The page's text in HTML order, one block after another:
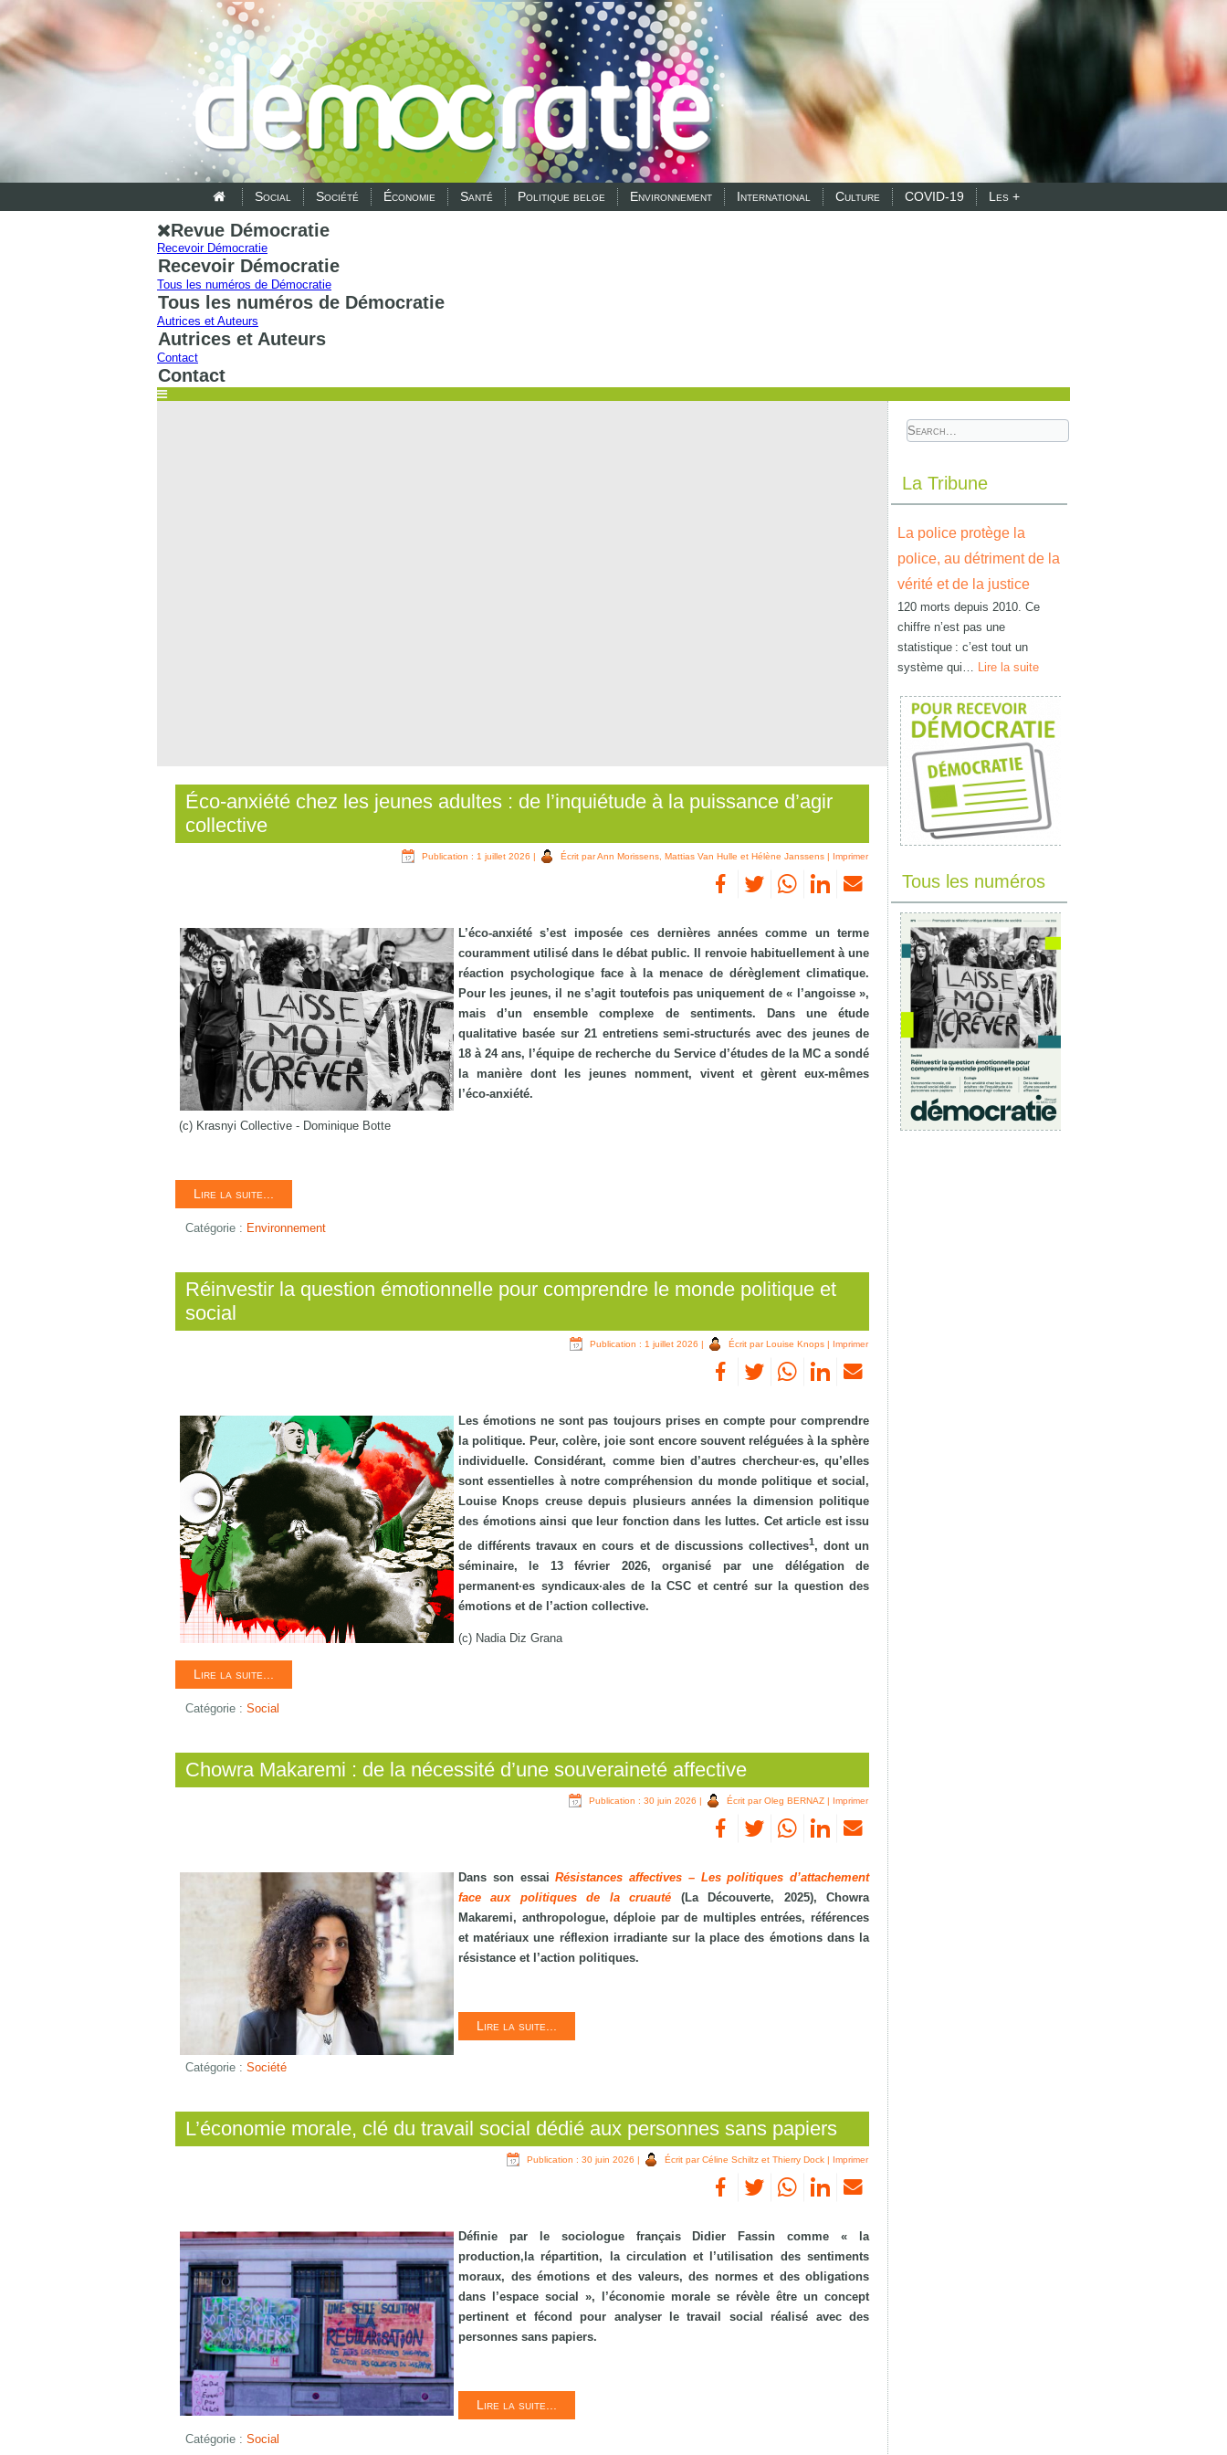
Social Société Économie Santé Politique belge Environnement International Culture COVID-19 Les +
Revue Démocratie
Recevoir Démocratie
Recevoir Démocratie
Tous les numéros de Démocratie
Tous les numéros de Démocratie
Autrices et Auteurs
Autrices et Auteurs
Contact
Contact
Éco-anxiété chez les jeunes adultes : de l’inquiétude à la puissance d’agir
collective
Publication : 1 juillet 2026 | Écrit par Ann Morissens, Mattias Van Hulle et Hélène Janssens | Imprimer
L’éco‑anxiété s’est imposée ces dernières années comme un terme
couramment utilisé dans le débat public. Il renvoie habituellement à une
réaction psychologique face à la menace de dérèglement climatique.
Pour les jeunes, il ne s’agit toutefois pas uniquement de « l’angoisse »,
mais d’un ensemble complexe de sentiments. Dans une étude
qualitative basée sur 21 entretiens semi‑structurés avec des jeunes de
18 à 24 ans, l’équipe de recherche du Service d’études de la MC a sondé
la manière dont les jeunes nomment, vivent et gèrent eux‑mêmes
l’éco‑anxiété.
(c) Krasnyi Collective - Dominique Botte
Lire la suite...
Catégorie : Environnement
Réinvestir la question émotionnelle pour comprendre le monde politique et
social
Publication : 1 juillet 2026 | Écrit par Louise Knops | Imprimer
Les émotions ne sont pas toujours prises en compte pour comprendre
la politique. Peur, colère, joie sont encore souvent reléguées à la sphère
individuelle. Considérant, comme bien d’autres chercheur·es, qu’elles
sont essentielles à notre compréhension du monde politique et social,
Louise Knops creuse depuis plusieurs années la dimension politique
des émotions ainsi que leur fonction dans les luttes. Cet article est issu
de différents travaux en cours et de discussions collectives1, dont un
séminaire, le 13 février 2026, organisé par une délégation de
permanent·es syndicaux·ales de la CSC et centré sur la question des
émotions et de l’action collective.
(c) Nadia Diz Grana
Lire la suite...
Catégorie : Social
Chowra Makaremi : de la nécessité d’une souveraineté affective
Publication : 30 juin 2026 | Écrit par Oleg BERNAZ | Imprimer
Dans son essaiRésistances affectives – Les politiques d’attachement
face aux politiques de la cruauté (La Découverte, 2025), Chowra
Makaremi, anthropologue, déploie par de multiples entrées, références
et matériaux une réflexion irradiante sur la place des émotions dans la
résistance et l’action politiques.
Lire la suite...
Catégorie : Société
L’économie morale, clé du travail social dédié aux personnes sans papiers
Publication : 30 juin 2026 | Écrit par Céline Schiltz et Thierry Dock | Imprimer
Définie par le sociologue français Didier Fassin comme « la
production,la répartition, la circulation et l’utilisation des sentiments
moraux, des émotions et des valeurs, des normes et des obligations
dans l’espace social », l’économie morale se révèle être un concept
pertinent et fécond pour analyser le travail social réalisé avec des
personnes sans papiers.
Lire la suite...
Catégorie : Social
La Tribune
La police protège la
police, au détriment de la
vérité et de la justice
120 morts depuis 2010. Ce
chiffre n’est pas une
statistique : c’est tout un
système qui… Lire la suite
Tous les numéros